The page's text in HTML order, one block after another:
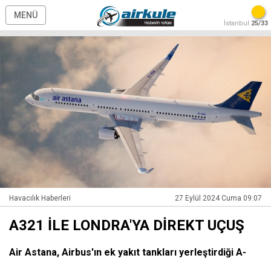
MENÜ
İstanbul 25/33
Havacılık Haberleri 27 Eylül 2024 Cuma 09:07
A321 İLE LONDRA'YA DİREKT UÇUŞ
Air Astana, Airbus'ın ek yakıt tankları yerleştirdiği A-